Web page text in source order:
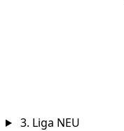
3. Liga NEU